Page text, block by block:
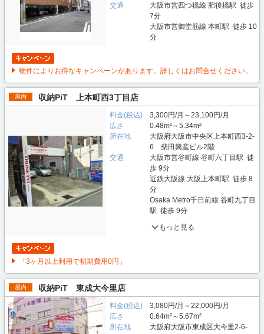
交通
大阪市営四つ橋線 肥後橋駅 徒歩
7分
大阪市営御堂筋線 本町駅 徒歩 10
分
物件によりお得なキャンペーンがあります。詳しくはお問合せください。
屋内 収納PiT 上本町西3丁目店
料金(税込)
3,300円/月～23,100円/月
広さ
0.48m²～5.34m²
所在地
大阪府大阪市中央区上本町西3-2-
6 柴田興産ビル2階
交通
大阪市営谷町線 谷町六丁目駅 徒
歩 9分
近鉄大阪線 大阪上本町駅 徒歩 8
分
Osaka Metro千日前線 谷町九丁目
駅 徒歩 9分
もっと見る
「3ヶ月以上利用で初期費用0円」
屋内 収納PiT 東成大今里店
料金(税込)
3,080円/月～22,000円/月
広さ
0.64m²～5.67m²
所在地
大阪府大阪市東成区大今里2-6-